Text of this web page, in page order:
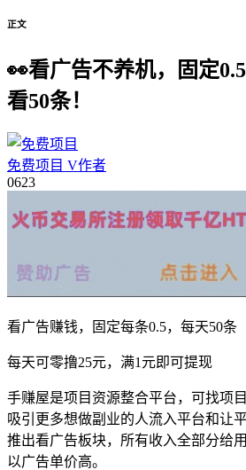
正文
👀看广告不养机，固定
看50条！
免费项目 V作者
0623
看广告赚钱，固定每条0.5，每天50条
每天可零撸25元，满1元即可提现
手赚屋是项目资源整合平台，可找项
吸引更多想做副业的人流入平台和让
推出看广告板块，所有收入全部分给
以广告单价高。